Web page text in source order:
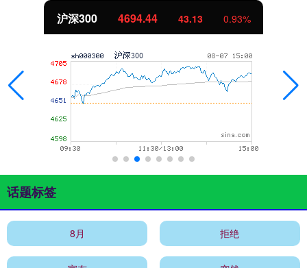
43.13 0.93% 北证50
话题标签
8月 拒绝